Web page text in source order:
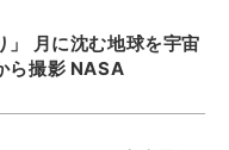
」 月に沈む地球を宇宙
ら撮影 NASA